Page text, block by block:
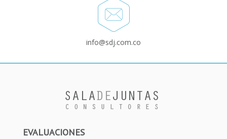
info@sdj.com.co
EVALUACIONES